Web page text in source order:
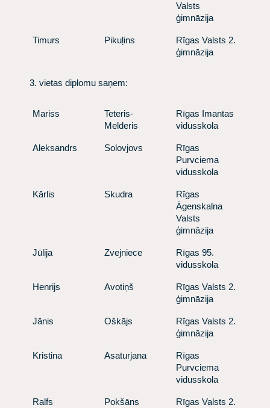
Valsts
ģimnāzija
​ Timurs ​ Pikuļins
​Rīgas Valsts 2.
ģimnāzija
​ 3. vietas diplomu saņem:
​ Mariss
​ Teteris-
Melderis
​ Rīgas Imantas
vidusskola
​ Aleksandrs ​ Solovjovs
​ Rīgas
Purvciema
vidusskola
​ Kārlis ​ Skudra
​Rīgas
Āgenskalna
Valsts
ģimnāzija
​ Jūlija ​ Zvejniece
​ Rīgas 95.
vidusskola
​ Henrijs ​ Avotiņš
​ Rīgas Valsts 2.
ģimnāzija
​ Jānis ​ Oškājs
​ Rīgas Valsts 2.
ģimnāzija
​ Kristina ​ Asaturjana
​ Rīgas
Purvciema
vidusskola
​ Ralfs ​ Pokšāns
​ Rīgas Valsts 2.